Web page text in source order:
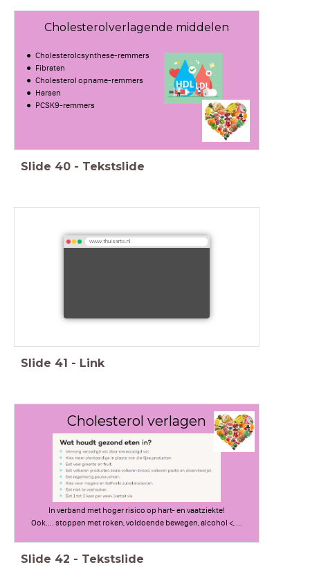
Cholesterolverlagende middelen
Cholesterolcsynthese-remmers
Fibraten
Cholesterol opname-remmers
Harsen
PCSK9-remmers
Slide 40 - Tekstslide
www.thuisarts.nl
Slide 41 - Link
Cholesterol verlagen
In verband met hoger risico op hart- en vaatziekte!
Ook.... stoppen met roken, voldoende bewegen, alcohol <, ...
Slide 42 - Tekstslide